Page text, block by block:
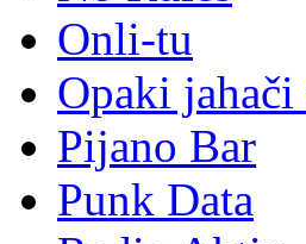
Onli-tu
Opaki
Pijano Bar
Punk Data